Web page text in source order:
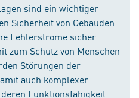
sind ein wichtiger
Sicherheit von Gebäuden.
Fehlerströme sicher
zum Schutz von Menschen
Störungen der
auch komplexer
Funktionsfähigkeit